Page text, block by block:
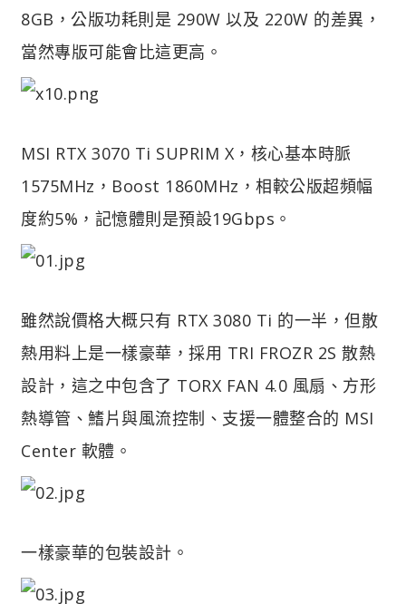
8GB，公版功耗則是 290W 以及 220W 的差異，
當然專版可能會比這更高。
MSI RTX 3070 Ti SUPRIM X，核心基本時脈
1575MHz，Boost 1860MHz，相較公版超頻幅
度約5%，記憶體則是預設19Gbps。
雖然說價格大概只有 RTX 3080 Ti 的一半，但散
熱用料上是一樣豪華，採用 TRI FROZR 2S 散熱
設計，這之中包含了 TORX FAN 4.0 風扇、方形
熱導管、鰭片與風流控制、支援一體整合的 MSI
Center 軟體。
一樣豪華的包裝設計。